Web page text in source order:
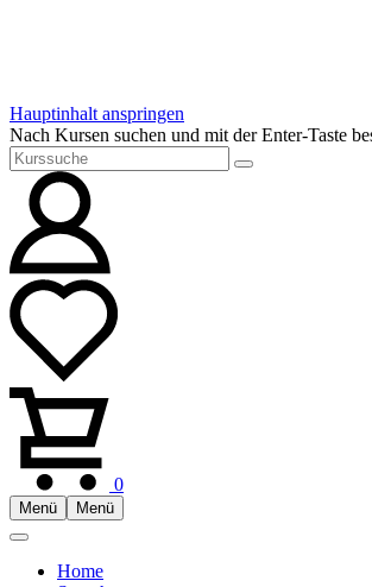
Hauptinhalt anspringen
Nach Kursen suchen und mit der Enter-Taste
0
Menü Menü
Home